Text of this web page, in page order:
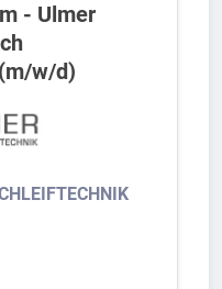
- Ulmer
w/d)